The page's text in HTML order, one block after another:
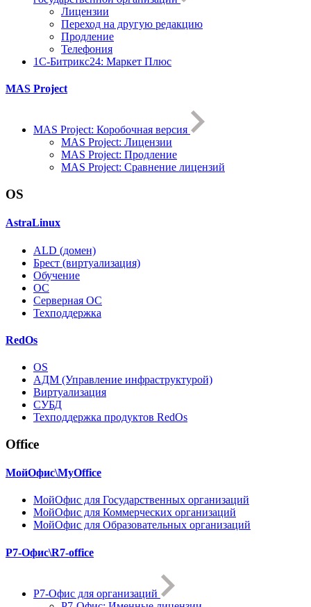
Лицензии
Переход на другую редакцию
Продление
Телефония
1С-Битрикс24: Маркет Плюс
MAS Project
MAS Project: Коробочная версия
MAS Project: Лицензии
MAS Project: Продление
MAS Project: Сравнение лицензий
OS
AstraLinux
ALD (домен)
Брест (виртуализация)
Обучение
ОС
Серверная ОС
Техподдержка
RedOs
OS
АДМ (Управление инфраструктурой)
Виртуализация
СУБД
Техподдержка продуктов RedOs
Office
МойОфис\MyOffice
МойОфис для Государственных организаций
МойОфис для Коммерческих организаций
МойОфис для Образовательных организаций
Р7-Офис\R7-office
Р7-Офис для организаций